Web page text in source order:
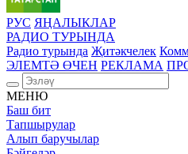
РУС ЯҢАЛЫКЛАР
РАДИО ТУРЫНДА
Радио турында Җитәкчелек
ЭЛЕМТӘ ӨЧЕН РЕКЛАМА
МЕНЮ
Баш бит
Тапшырулар
Алып баручылар